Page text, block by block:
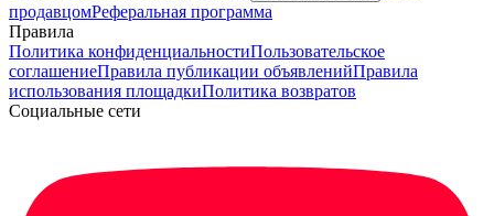
продавцомРеферальная программа
Правила
Политика конфиденциальностиПользовательское
соглашениеПравила публикации объявленийПравила
использования площадкиПолитика возвратов
Социальные сети